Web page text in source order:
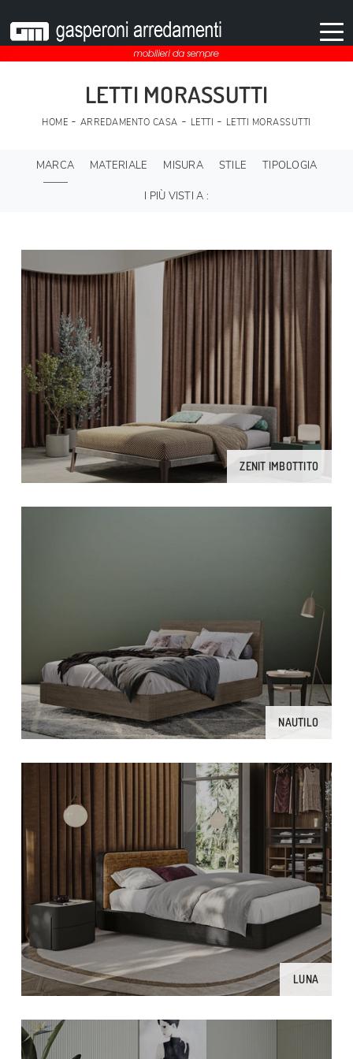
LETTI MORASSUTTI
HOME - ARREDAMENTO CASA - LETTI - LETTI MORASSUTTI
MARCA MATERIALE MISURA STILE TIPOLOGIA
I PIÙ VISTI A :
ZENIT IMBOTTITO
NAUTILO
LUNA